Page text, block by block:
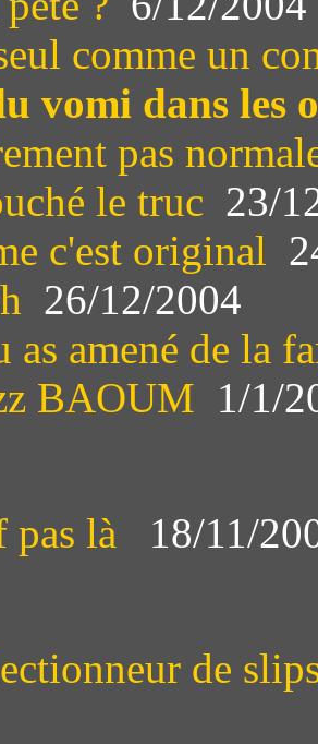
comme un
vomi dans les
pas
le truc 23/
c'est original
26/12/2004
as amené de la
BAOUM 1/1/
pas là 18/11/
de